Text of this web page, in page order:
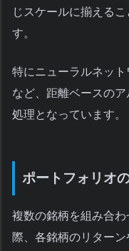
じスケールに揃える
す。
特にニューラルネッ
など、距離ベースの
処理となっています。
ポートフォリオ
複数の銘柄を組み合
際、各銘柄のリター